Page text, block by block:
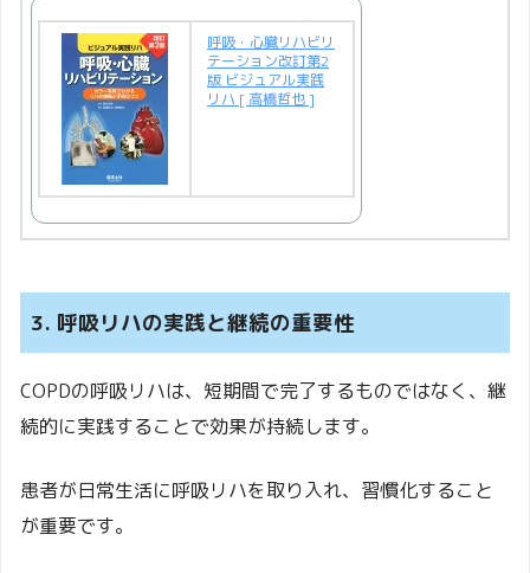
呼吸・心臓リハビリ
テーション改訂第2
版 ビジュアル実践
リハ [ 高橋哲也 ]
3. 呼吸リハの実践と継続の重要性
COPDの呼吸リハは、短期間で完了するものではなく、継
続的に実践することで効果が持続します。
患者が日常生活に呼吸リハを取り入れ、習慣化すること
が重要です。